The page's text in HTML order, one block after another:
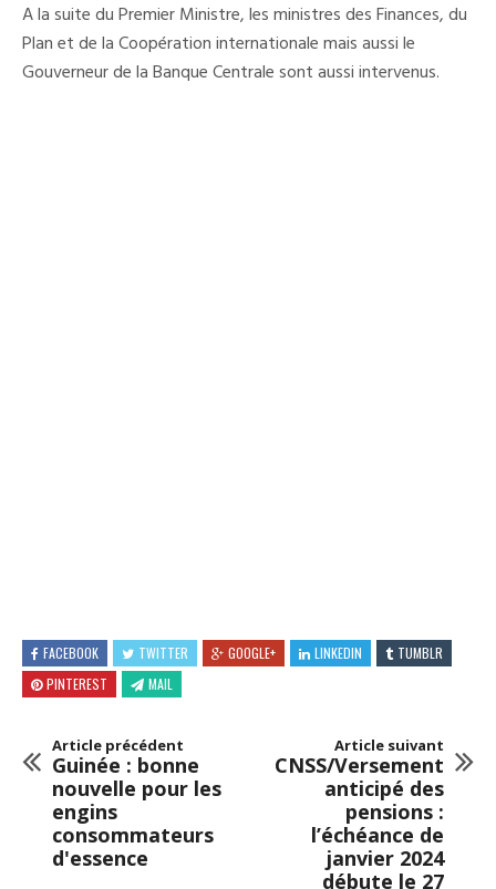
A la suite du Premier Ministre, les ministres des Finances, du
Plan et de la Coopération internationale mais aussi le
Gouverneur de la Banque Centrale sont aussi intervenus.
FACEBOOK TWITTER GOOGLE+ LINKEDIN
TUMBLR
PINTEREST
MAIL
Article précédent
Guinée : bonne
nouvelle pour les
engins
consommateurs
d'essence
Article suivant
CNSS/Versement
anticipé des
pensions :
l’échéance de
janvier 2024
débute le 27